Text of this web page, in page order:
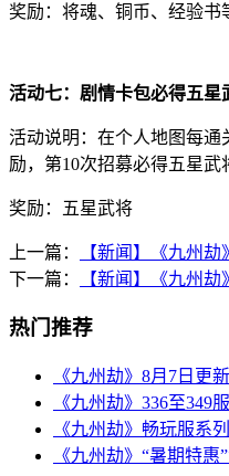
奖励：将魂、铜币、经验书
活动七：剧情卡包必得五星
活动说明：在个人地图每通
励，第10次招募必得五星武
奖励：五星武将
上一篇：
【新闻】《九州
下一篇：
【新闻】《九州
热门推荐
《九州劫》8月7日更
《九州劫》336至349
《九州劫》畅玩服系
《九州劫》“暑期特惠